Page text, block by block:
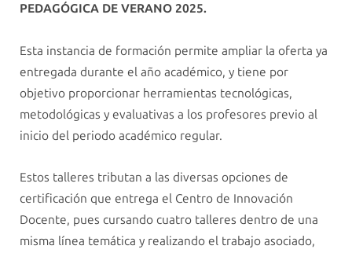
PEDAGÓGICA DE VERANO 2025.
Esta instancia de formación permite ampliar la oferta ya
entregada durante el año académico, y tiene por
objetivo proporcionar herramientas tecnológicas,
metodológicas y evaluativas a los profesores previo al
inicio del periodo académico regular.
Estos talleres tributan a las diversas opciones de
certificación que entrega el Centro de Innovación
Docente, pues cursando cuatro talleres dentro de una
misma línea temática y realizando el trabajo asociado,